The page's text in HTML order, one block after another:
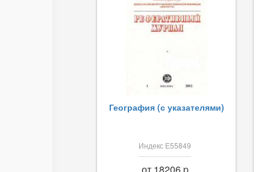
География (с указателями)
Индекс Е55849